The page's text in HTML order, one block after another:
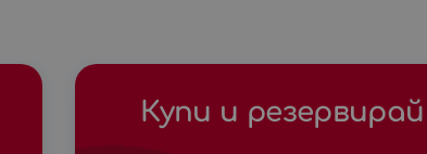
Купи и резервирай